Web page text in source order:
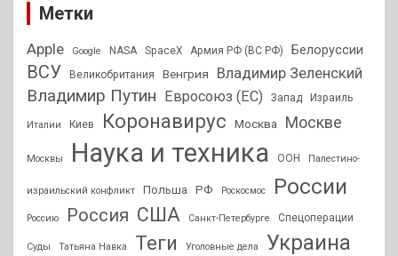
Метки
Apple Google NASA SpaceX Армия РФ (ВС РФ) Белоруссии
ВСУ Великобритания Венгрия Владимир Зеленский
Владимир Путин Евросоюз (ЕС) Запад Израиль
Италии Киев Коронавирус Москва Москве
Москвы Наука и техника ООН Палестино-
израильский конфликт Польша РФ Роскосмос России
Россию Россия США Санкт-Петербурге Спецоперации
Суды Татьяна Навка Теги Уголовные дела Украина